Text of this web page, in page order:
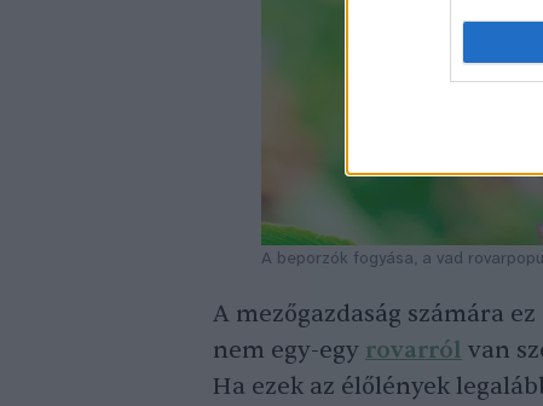
A beporzók fogyása, a vad
A mezőgazdaság számára
nem egy-egy rovarról van
Ha ezek az élőlények